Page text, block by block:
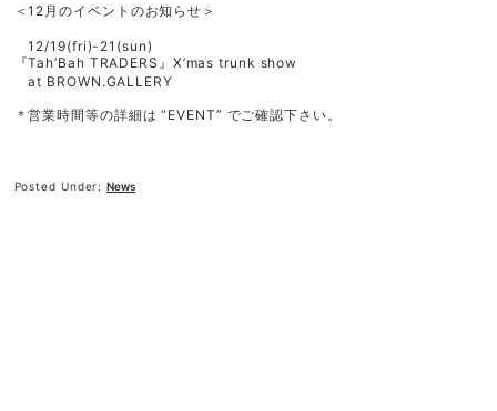
＜12月のイベントのお知らせ＞
12/19(fri)-21(sun)
『Tah’Bah TRADERS』X’mas trunk show
at BROWN.GALLERY
＊営業時間等の詳細は “EVENT” でご確認下さい。
Posted Under:News